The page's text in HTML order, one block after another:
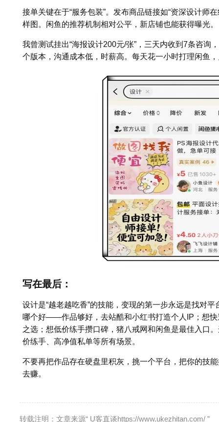
接单关键在于“服务包装”。发布商品链接如“资深设计师
样图。闲鱼的推荐机制相对公平，新店铺也能获得曝光。
我曾测试挂出“海报设计200元/张”，三天内收到7条咨询
个版本，沟通成本低，时薪高。每天花一小时打理闲鱼
写在最后：
设计是“越老越吃香”的技能，变现的第一步永远是找对
哪个好——作品够好，去站酷和小红书打造个人IP；想
之选；想低价练手攒口碑，猪八戒网和闲鱼是最佳入口
价练手、高净值私单等所有场景。
不要再把作品存在硬盘里积灰，挑一个平台，把你的技
去赚。
转载注明：文章来源“ U客直谈https://www.ukezhitan.com/ ”